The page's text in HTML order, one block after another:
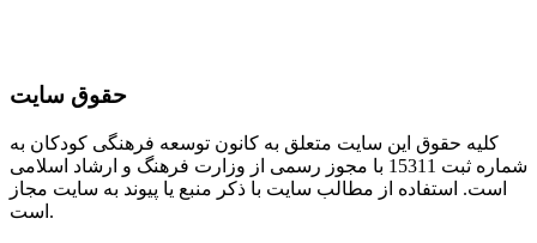
حقوق سایت
کلیه حقوق این سایت متعلق به کانون توسعه فرهنگی کودکان به
شماره ثبت 15311 با مجوز رسمی از وزارت فرهنگ و ارشاد اسلامی
است. استفاده از مطالب سایت با ذکر منبع یا پیوند به سایت مجاز
است.